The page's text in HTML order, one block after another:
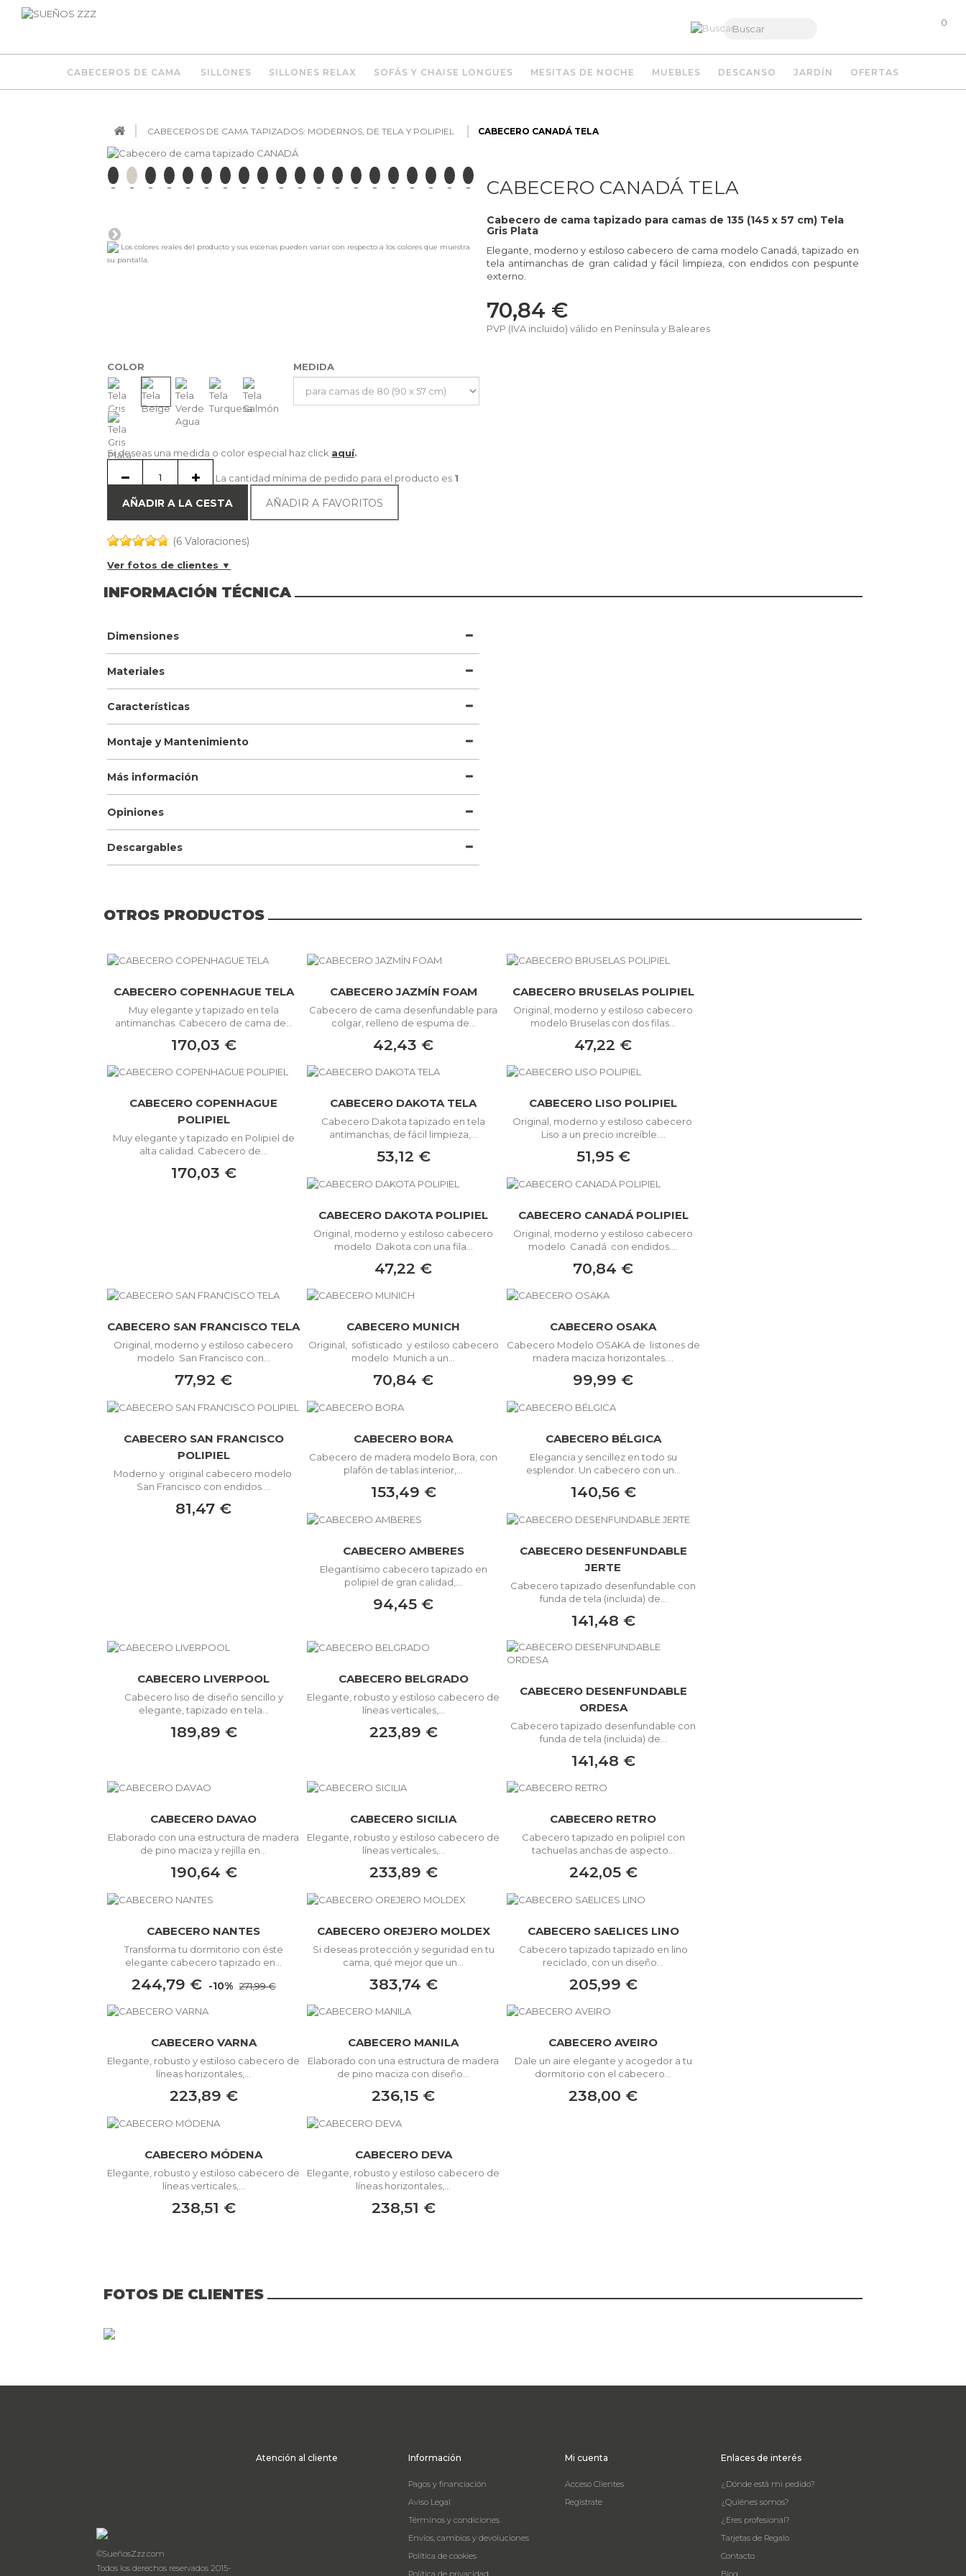
0
CABECEROS DE CAMA SILLONES SILLONES RELAX SOFÁS Y CHAISE LONGUES MESITAS DE NOCHE MUEBLES DESCANSO JARDÍN OFERTAS
CABECEROS DE CAMA TAPIZADOS: MODERNOS, DE TELA Y POLIPIEL CABECERO CANADÁ TELA
Los colores reales del producto y sus escenas pueden variar con respecto a los colores que muestra
su pantalla.
CABECERO CANADÁ TELA
Cabecero de cama tapizado para camas de 135 (145 x 57 cm) Tela
Gris Plata
Elegante, moderno y estiloso cabecero de cama modelo Canadá, tapizado en
tela antimanchas de gran calidad y fácil limpieza, con endidos con pespunte
externo.
70,84 €
PVP (IVA incluido) válido en Península y Baleares
COLOR MEDIDA
Si deseas una medida o color especial haz click aquí.
La cantidad mínima de pedido para el producto es 1
AÑADIR A LA CESTA AÑADIR A FAVORITOS
(6 Valoraciones)
Ver fotos de clientes ▼
INFORMACIÓN TÉCNICA
Dimensiones
Materiales
Características
Montaje y Mantenimiento
Más información
Opiniones
Descargables
OTROS PRODUCTOS
CABECERO COPENHAGUE TELA
Muy elegante y tapizado en tela
antimanchas. Cabecero de cama de...
170,03 €
CABECERO JAZMÍN FOAM
Cabecero de cama desenfundable para
colgar, relleno de espuma de...
42,43 €
CABECERO BRUSELAS POLIPIEL
Original, moderno y estiloso cabecero
modelo Bruselas con dos filas...
47,22 €
CABECERO COPENHAGUE
POLIPIEL
Muy elegante y tapizado en Polipiel de
alta calidad. Cabecero de...
170,03 €
CABECERO DAKOTA TELA
Cabecero Dakota tapizado en tela
antimanchas, de fácil limpieza,...
53,12 €
CABECERO LISO POLIPIEL
Original, moderno y estiloso cabecero
Liso a un precio increíble....
51,95 €
CABECERO DAKOTA POLIPIEL
Original, moderno y estiloso cabecero
modelo Dakota con una fila...
47,22 €
CABECERO CANADÁ POLIPIEL
Original, moderno y estiloso cabecero
modelo Canadá con endidos....
70,84 €
CABECERO SAN FRANCISCO TELA
Original, moderno y estiloso cabecero
modelo San Francisco con...
77,92 €
CABECERO MUNICH
Original, sofisticado y estiloso cabecero
modelo Munich a un...
70,84 €
CABECERO OSAKA
Cabecero Modelo OSAKA de listones de
madera maciza horizontales....
99,99 €
CABECERO SAN FRANCISCO
POLIPIEL
Moderno y original cabecero modelo
San Francisco con endidos....
81,47 €
CABECERO BORA
Cabecero de madera modelo Bora, con
plafón de tablas interior,...
153,49 €
CABECERO BÉLGICA
Elegancia y sencillez en todo su
esplendor. Un cabecero con un...
140,56 €
CABECERO AMBERES
Elegantísimo cabecero tapizado en
polipiel de gran calidad,...
94,45 €
CABECERO DESENFUNDABLE
JERTE
Cabecero tapizado desenfundable con
funda de tela (incluida) de...
141,48 €
CABECERO LIVERPOOL
Cabecero liso de diseño sencillo y
elegante, tapizado en tela...
189,89 €
CABECERO BELGRADO
Elegante, robusto y estiloso cabecero de
líneas verticales,...
223,89 €
CABECERO DESENFUNDABLE
ORDESA
Cabecero tapizado desenfundable con
funda de tela (incluida) de...
141,48 €
CABECERO DAVAO
Elaborado con una estructura de madera
de pino maciza y rejilla en...
190,64 €
CABECERO SICILIA
Elegante, robusto y estiloso cabecero de
líneas verticales,...
233,89 €
CABECERO RETRO
Cabecero tapizado en polipiel con
tachuelas anchas de aspecto...
242,05 €
CABECERO NANTES
Transforma tu dormitorio con éste
elegante cabecero tapizado en...
244,79 € -10% 271,99 €
CABECERO OREJERO MOLDEX
Si deseas protección y seguridad en tu
cama, qué mejor que un...
383,74 €
CABECERO SAELICES LINO
Cabecero tapizado tapizado en lino
reciclado, con un diseño...
205,99 €
CABECERO VARNA
Elegante, robusto y estiloso cabecero de
líneas horizontales,...
223,89 €
CABECERO MANILA
Elaborado con una estructura de madera
de pino maciza con diseño...
236,15 €
CABECERO AVEIRO
Dale un aire elegante y acogedor a tu
dormitorio con el cabecero...
238,00 €
CABECERO MÓDENA
Elegante, robusto y estiloso cabecero de
líneas verticales,...
238,51 €
CABECERO DEVA
Elegante, robusto y estiloso cabecero de
líneas horizontales,...
238,51 €
FOTOS DE CLIENTES
©SueñosZzz.com
Todos los derechos reservados 2015-
Atención al cliente Información
Pagos y financiación
Aviso Legal
Términos y condiciones
Envíos, cambios y devoluciones
Política de cookies
Política de privacidad
Mi cuenta
Acceso Clientes
Registrate
Enlaces de interés
¿Dónde está mi pedido?
¿Quiénes somos?
¿Eres profesional?
Tarjetas de Regalo
Contacto
Blog